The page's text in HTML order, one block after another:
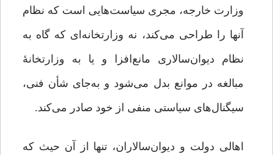
وزارت خارجه، مجری سیاست‌هایی است که نظام
آنها را طراحی می‌کند، نه وزارتخانه‌ای که گاه به
نظام دیوان‌سالاری مانع‌افزا و یا به وزارتخانۀ
مبالغه در موانع بدل می‌شود و به‌جای شأن فنی،
سیگنال‌های سیاستی منفی از خود صادر می‌کند.
اهالی دولت و دیوان‌سالاران، تنها از آن حیث که